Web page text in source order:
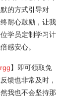
的方式引导对
耐心鼓励，让我
学员定制学习计
感安心。
】即可领取免
馈也非常及时，
我也不会坚持那